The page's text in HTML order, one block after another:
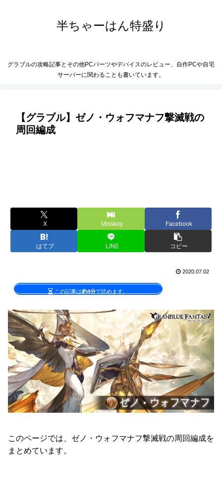
半ちゃーはん特盛り
グラブルの攻略記事とその他PCパーツやデバイスのレビュー、自作PCや自宅
サーバーに関わることも書いています。
【グラブル】ゼノ・ウォフマナフ撃滅戦の
周回編成
X Misskey Facebook
はてブ LINE コピー
2020.07.02
この記事は約4分で読めます。
このページでは、ゼノ・ウォフマナフ撃滅戦の周回編成を
まとめています。